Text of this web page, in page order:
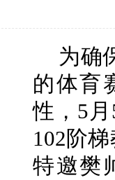
为确
的体育
性，5
102阶
特邀樊